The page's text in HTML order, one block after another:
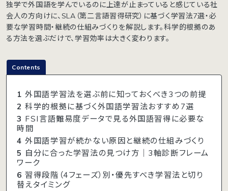
独学で外国語を学んでいるのに上達が止まっていると感じている社
会人の方向けに、SLA（第二言語習得研究）に基づく学習法7選・必
要な学習時間・継続の仕組みづくりを解説します。科学的根拠のあ
る方法を選ぶだけで、学習効率は大きく変わります。
Contents
1 外国語学習法を選ぶ前に知っておくべき3つの前提
2 科学的根拠に基づく外国語学習法おすすめ7選
3 FSI言語難易度データで見る外国語習得に必要な
時間
4 外国語学習が続かない原因と継続の仕組みづくり
5 自分に合った学習法の見つけ方｜3軸診断フレーム
ワーク
6 習得段階（4フェーズ）別・優先すべき学習法と切り
替えタイミング